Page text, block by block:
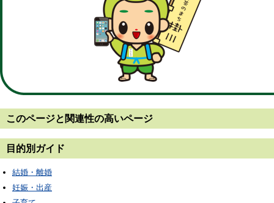
このページと 関連性の高いページ
目的別ガイド
結婚・離婚
妊娠・出産